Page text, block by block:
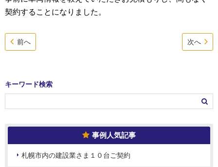
契約することになりました。
前へ 次へ
キーワード検索
事例人気記事
札幌市内の建設業さま１０台ご契約